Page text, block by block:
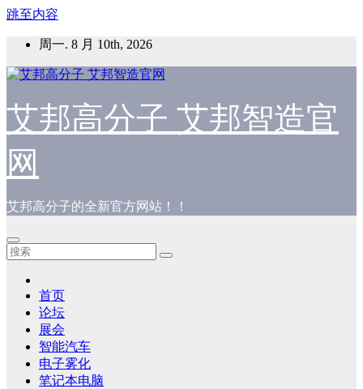
跳至内容
周一. 8 月 10th, 2026
艾邦高分子 艾邦智造官
网
艾邦高分子的全新官方网站！！
首页
论坛
展会
智能汽车
电子雾化
笔记本电脑